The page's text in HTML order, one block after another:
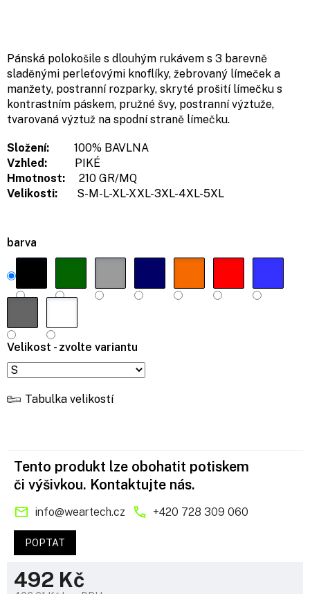
barva
Velikost - zvolte variantu
Tabulka velikostí
Pánská polokošile s dlouhým rukávem s 3 barevně
sladěnými perleťovými knoflíky, žebrovaný límeček a
manžety, postranní rozparky, skryté prošití límečku s
kontrastním páskem, pružné švy, postranní výztuže,
tvarovaná výztuž na spodní straně límečku.
Složení:
100% BAVLNA
Vzhled:
PIKÉ
Hmotnost:
210 GR/MQ
Velikosti:
S-M-L-XL-XXL-3XL-4XL-5XL
492 Kč
Tento produkt lze obohatit potiskem
či výšivkou. Kontaktujte nás.
info@weartech.cz +420 728 309 060
POPTAT